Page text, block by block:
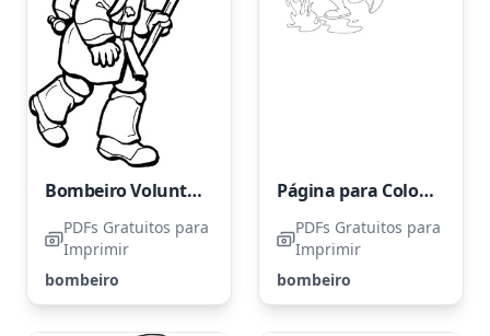
Bombeiro Voluntário
PDFs Gratuitos para
Imprimir
bombeiro
Página para Colorir de Bombeiro para Imprimir
PDFs Gratuitos para
Imprimir
bombeiro